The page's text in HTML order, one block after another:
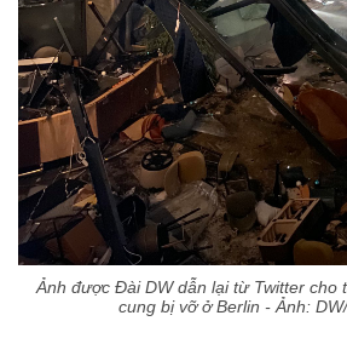
Ảnh được Đài DW dẫn lại từ Twitter cho
cung bị vỡ ở Berlin - Ảnh: